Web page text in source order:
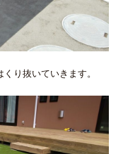
り抜いていきます。